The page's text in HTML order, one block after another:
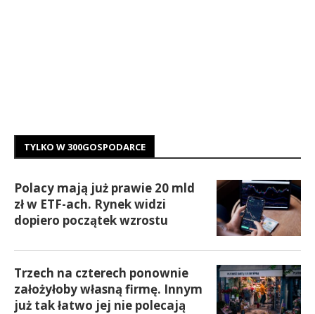
TYLKO W 300GOSPODARCE
Polacy mają już prawie 20 mld
zł w ETF-ach. Rynek widzi
dopiero początek wzrostu
Trzech na czterech ponownie
założyłoby własną firmę. Innym
już tak łatwo jej nie polecają